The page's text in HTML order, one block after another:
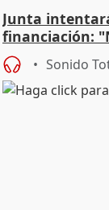
Junta
financiación:
Sonido